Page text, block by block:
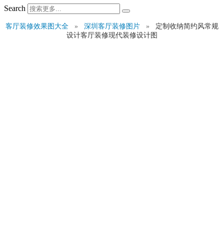
Search
客厅装修效果图大全 » 深圳客厅装修图片 »
定制收纳简约风常规
设计客厅装修现代装修设计图